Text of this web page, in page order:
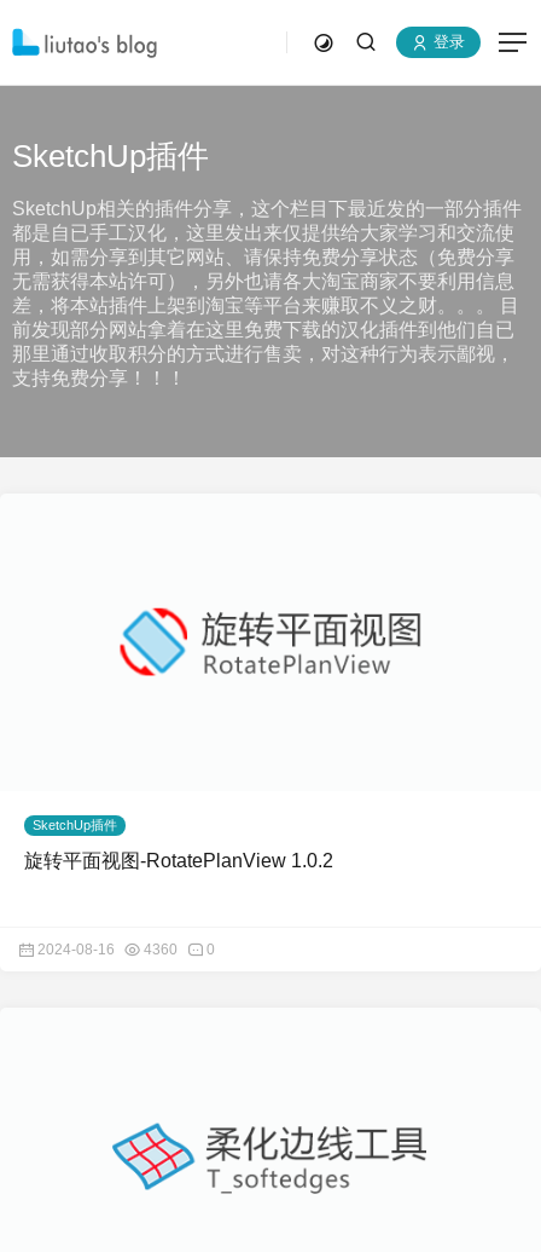
登录
SketchUp插件
SketchUp相关的插件分享，这个栏目下最近发的一部分插件
都是自已手工汉化，这里发出来仅提供给大家学习和交流使
用，如需分享到其它网站、请保持免费分享状态（免费分享
无需获得本站许可），另外也请各大淘宝商家不要利用信息
差，将本站插件上架到淘宝等平台来赚取不义之财。。。 目
前发现部分网站拿着在这里免费下载的汉化插件到他们自已
那里通过收取积分的方式进行售卖，对这种行为表示鄙视，
支持免费分享！！！
SketchUp插件
旋转平面视图-RotatePlanView 1.0.2
2024-08-16 4360 0